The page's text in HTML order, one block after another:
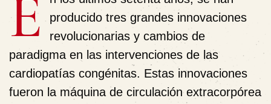
E
producido tres grandes innovaciones
revolucionarias y cambios de
paradigma en las intervenciones de las
cardiopatías congénitas. Estas innovaciones
fueron la máquina de circulación extracorpórea